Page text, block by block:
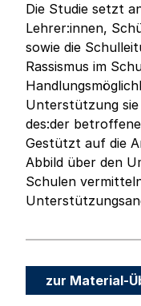
Die Studie setzt
Lehrer:innen,
sowie die
Rassismus im
Unterstützung sie
des:der
Gestützt auf die
Abbild über den
Schulen
zur Material-